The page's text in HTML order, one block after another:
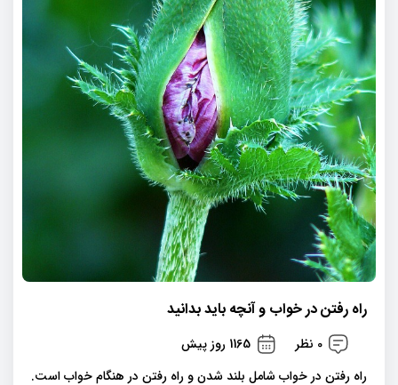
راه رفتن در خواب و آنچه باید بدانید
0 نظر
1165 روز پیش
راه رفتن در خواب شامل بلند شدن و راه رفتن در هنگام خواب است.